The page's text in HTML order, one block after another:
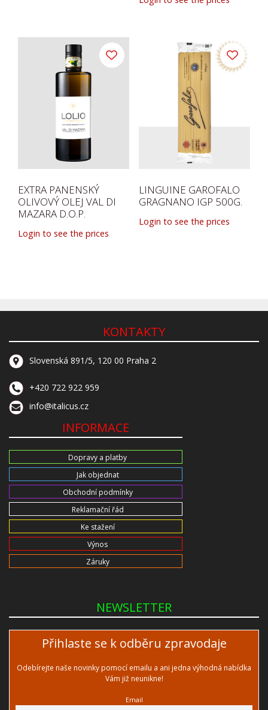
EXTRA PANENSKÝ
OLIVOVÝ OLEJ VAL DI
MAZARA D.O.P.
Login to see the prices
LINGUINE GAROFALO
GRAGNANO IGP 500G.
Login to see the prices
KONTAKTY
Slovenská 891/5, 120 00 Praha 2
+420 722 922 959
info@italicus.cz
INFORMACE
Dopravy a platby
Jak objednat
Obchodní podmínky
Reklamační řád
Ke stažení
Výnos
Záruky
NEWSLETTER
Přihlaste se k odběru zpravodaje
Odebírejte naše novinky pomocí emailu a ani jedna výhodná nabídka
Vám již neunikne!
Email